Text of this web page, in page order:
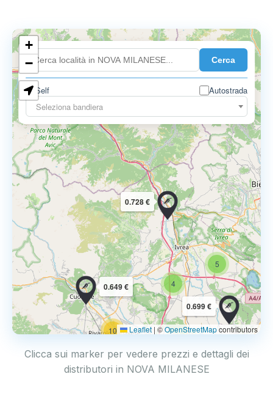
Cerca
Self
Autostrada
Seleziona bandiera
10
4
5
0.699 €
0.649 €
0.728 €
0.899 €
+
−
Leaflet | ©OpenStreetMapcontributors
Clicca sui marker per vedere prezzi e dettagli dei
distributori in NOVA MILANESE